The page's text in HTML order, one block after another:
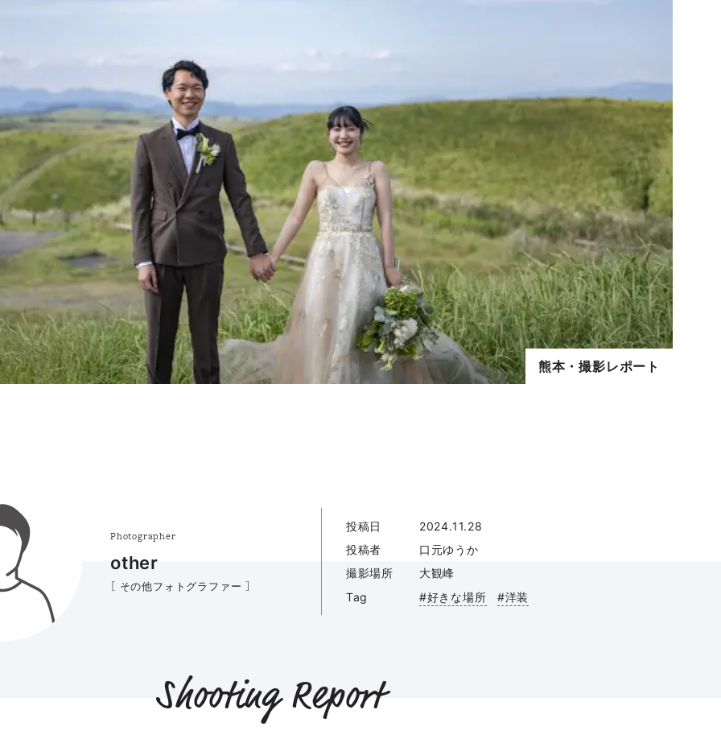
熊本・撮影レポート
Photographer
other
［ その他フォトグラファー ］
投稿日
2024.11.28
投稿者
口元ゆうか
撮影場所
大観峰
Tag
#好きな場所 #洋装
Shooting Report